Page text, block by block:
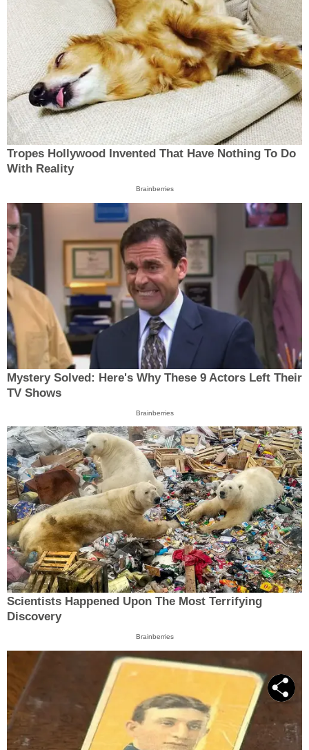
Tropes Hollywood Invented That Have Nothing To Do
With Reality
Brainberries
Mystery Solved: Here's Why These 9 Actors Left Their
TV Shows
Brainberries
Scientists Happened Upon The Most Terrifying
Discovery
Brainberries